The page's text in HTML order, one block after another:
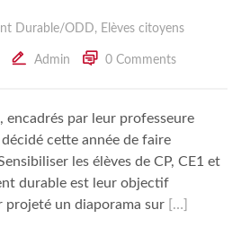
Durable/ODD, Elèves citoyens
Admin 0 Comments
encadrés par leur professeure
cette année de faire
les élèves de CP, CE1 et
durable est leur objectif
projeté un diaporama sur
[…]